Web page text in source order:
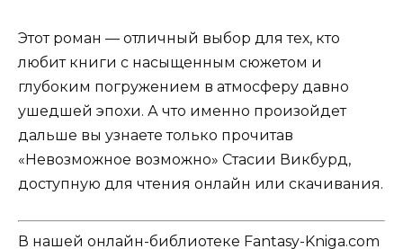
Этот роман — отличный выбор для тех, кто
любит книги с насыщенным сюжетом и
глубоким погружением в атмосферу давно
ушедшей эпохи. А что именно произойдет
дальше вы узнаете только прочитав
«Невозможное возможно» Стасии Викбурд,
доступную для чтения онлайн или скачивания.
В нашей онлайн-библиотеке Fantasy-Kniga.com